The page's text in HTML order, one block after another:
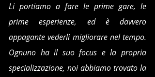
Li portiamo a fare le prime gare, le
prime esperienze, ed è davvero
appagante vederli migliorare nel tempo.
Ognuno ha il suo focus e la propria
specializzazione, noi abbiamo trovato la